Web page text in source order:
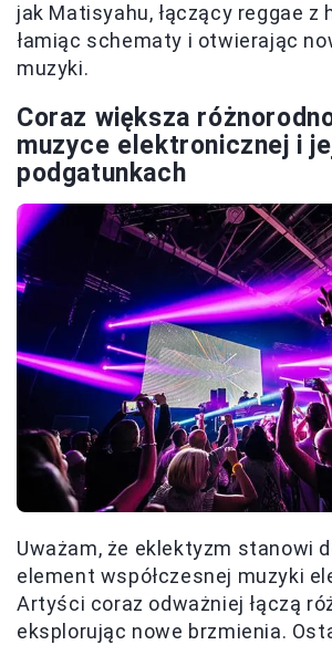
jak Matisyahu, łączący reggae z
łamiąc schematy i otwierając
muzyki.
Coraz większa
muzyce elektronicznej i
podgatunkach
Uważam, że eklektyzm stanowi
element współczesnej muzyki
Artyści coraz odważniej łączą
eksplorując nowe brzmienia.